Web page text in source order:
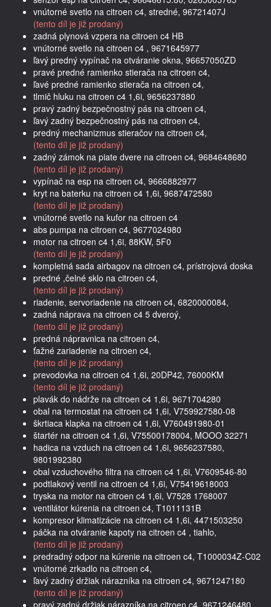
vnútorné svetlo na citroen c4, stredné, 96721407J
(tento díl je již prodaný)
zadná plynová vzpera na citroen c4 HB
vnútorné svetlo na citroen c4 , 9671645977
ľavý predný vypínač na otváranie okna, 96657050ZD
pravé predné ramienko stierača na citroen c4,
ľavé predné ramienko stierača na citroen c4,
tlmič hluku na citroen c4 1,6i, 9656237880
pravý zadný bezpečnostný pás na citroen c4,
ľavý zadný bezpečnostný pás na citroen c4,
predný mechanizmus stieračov na citroen c4,
(tento díl je již prodaný)
zadný zámok na piate dvere na citroen c4, 9684648680
(tento díl je již prodaný)
vypínač na esp na citroen c4, 9666882977
kryt na baterku na citroen c4 1,6i, 9687472580
(tento díl je již prodaný)
vnútorné svetlo na kufor na citroen c4
abs pumpa na citroen c4, 9677024980
motor na citroen c4 1,6i, 88KW, 5F0
(tento díl je již prodaný)
kompletná sada airbagov na citroen c4, prístrojová doska
predné ,čelné sklo na citroen c4,
(tento díl je již prodaný)
riadenie, servoriadenie na citroen c4, 6820000084,
zadná náprava na citroen c4 5 dveroý,
(tento díl je již prodaný)
predná nápravnica na citroen c4,
ťažné zariadenie na citroen c4,
(tento díl je již prodaný)
prevodovka na citroen c4 1,6i, 20DP42, 76000KM
(tento díl je již prodaný)
plavák do nádrže na citroen c4 1,6i, 9671704280
obal na termostat na citroen c4 1,6i, V759927580-08
škrtiaca klapka na citroen c4 1,6i, V760491980-01
štartér na citroen c4 1,6i, V75500178004, MOOO 32271
hadica na vzduch na citroen c4 1,6i, 9656237580,
9801992380
obal vzduchového filtra na citroen c4 1,6i, V7609546-80
podtlakový ventil na citroen c4 1,6i, V75419618003
tryska na motor na citroen c4 1,6i, V7528 1768007
ventilátor kúrenia na citroen c4, T1011131B
kompresor klimatizácie na citroen c4 1,6i, 4471503250
páčka na otváranie kapoty na citroen c4 , tiahlo,
(tento díl je již prodaný)
predradný odpor na kúrenie na citroen c4, T1000034Z-C02
vnútorné zrkadlo na citroen c4,
ľavý zadný držiak nárazníka na citroen c4, 9671247180
(tento díl je již prodaný)
pravý zadný držiak nárazníka na citroen c4, 9671246480